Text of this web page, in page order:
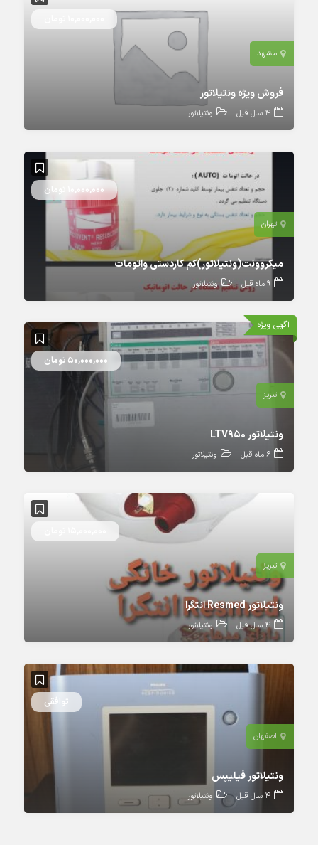
مشهد
فروش ویژه ونتیلاتور
4 سال قبل ونتیلاتور
تهران
10,000,000 تومان
میکروونت(ونتیلاتور)کم کاردستی واتومات
9 ماه قبل ونتیلاتور
آگهی ویژه
تبریز
50,000,000 تومان
ونتیلاتور LTV950
6 ماه قبل ونتیلاتور
تبریز
ونتیلاتور Resmed انتگرا
4 سال قبل ونتیلاتور
اصفهان
توافقی
ونتیلاتور فیلیپس
4 سال قبل ونتیلاتور